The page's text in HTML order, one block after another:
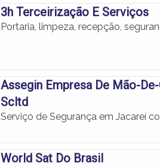
3h Terceirização E Serviços
Portaria, limpeza, recepção,
Assegin Empresa De Mão-
Scltd
Serviço de Segurança em Jacareí
World Sat Do Brasil